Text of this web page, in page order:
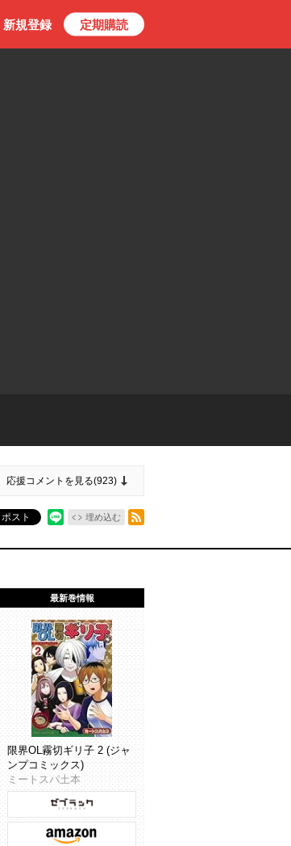
新規登録 定期購読
応援コメントを見る(923)
ポスト 埋め込む
最新巻情報
限界OL霧切ギリ子 2 (ジャ
ンプコミックス)
ミートスパ土本